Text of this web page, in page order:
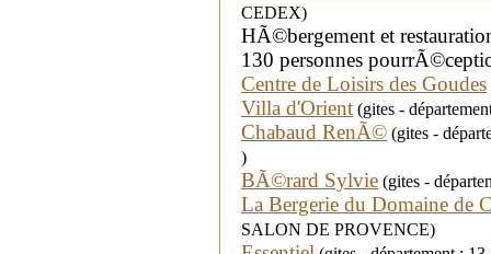
CEDEX)
HÃ©bergement et
130 personnes
Centre de Loisirs des Goudes
Villa d'Orient (gites -
Chabaud RenÃ© (gites -
)
BÃ©rard Sylvie (gites -
La Bergerie du Domaine de
SALON DE PROVENCE)